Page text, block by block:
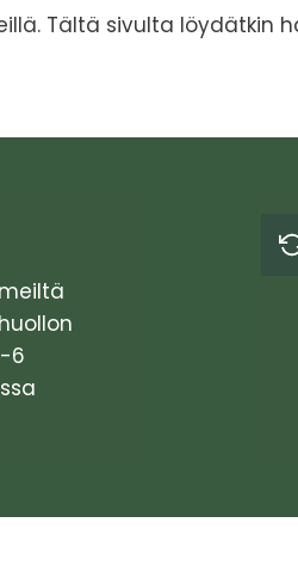
Tältä sivulta löydätkin
6